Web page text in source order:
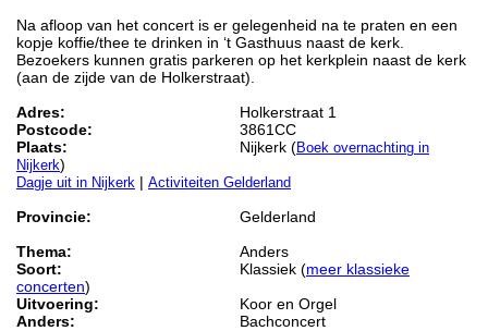
Na afloop van het concert is er gelegenheid na te praten en een
kopje koffie/thee te drinken in ‘t Gasthuus naast de kerk.
Bezoekers kunnen gratis parkeren op het kerkplein naast de kerk
(aan de zijde van de Holkerstraat).
Adres:
Holkerstraat 1
Postcode:
3861CC
Plaats:
Nijkerk (Boek overnachting in
Nijkerk)
Dagje uit in Nijkerk | Activiteiten Gelderland
Provincie:
Gelderland
Thema:
Anders
Soort:
Klassiek (meer klassieke
concerten)
Uitvoering:
Koor en Orgel
Anders:
Bachconcert